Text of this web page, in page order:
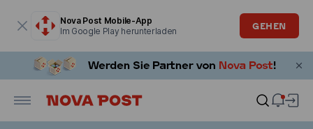
Nova Post Mobile-App
Im Google Play herunterladen
GEHEN